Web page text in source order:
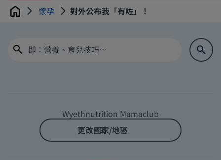
Home 懷孕 對外公布我「有咗」！
Wyethnutrition Mamaclub
更改國家/地區